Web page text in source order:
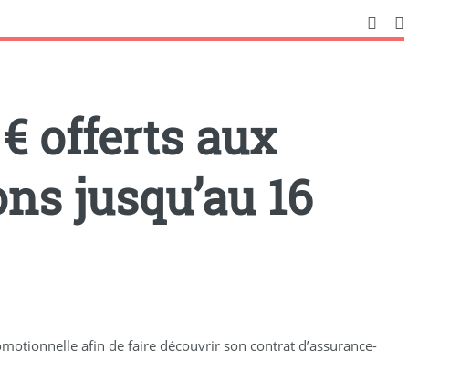
offerts aux
jusqu’au 16
afin de faire découvrir son contrat d’assurance-